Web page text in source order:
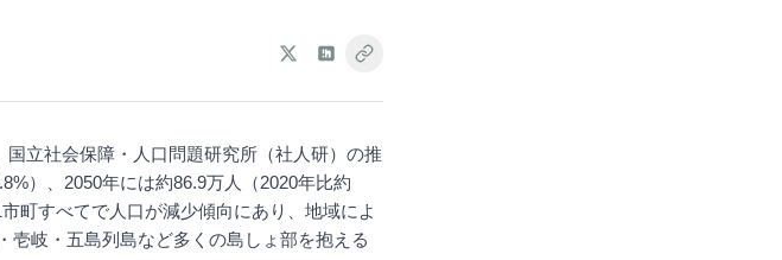
立社会保障・人口問題研究所（社人研）の推
）、2050年には約86.9万人（2020年比約
町すべてで人口が減少傾向にあり、地域によ
壱岐・五島列島など多くの島しょ部を抱える